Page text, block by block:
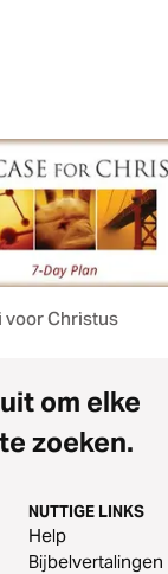
voor Christus
om elke
zoeken.
NUTTIGE LINKS
Help
Bijbelvertalingen